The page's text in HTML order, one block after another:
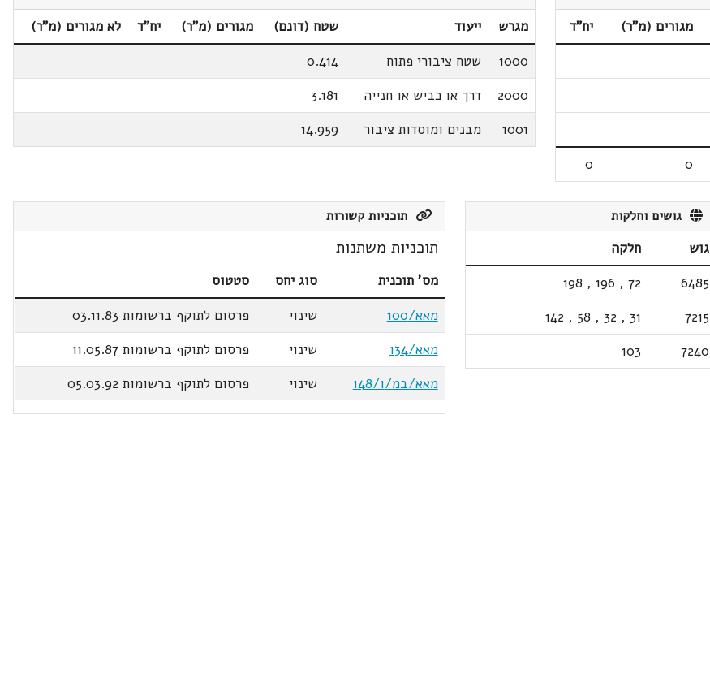
מגורים (מ"ר)
יח"ד
0
0
מגרש ייעוד שטח (דונם) מגורים (מ"ר) יח"ד
לא מגורים (מ"ר)
1000
שטח ציבורי פתוח
0.414
2000
דרך או כביש או חנייה
3.181
1001
מבנים ומוסדות ציבור 14.959
גושים וחלקות
גוש
חלקה
6485
72
,
196
,
198
7215
31
,
32
,
58
,
142
7240
103
תוכניות קשורות
תוכניות משתנות
מס' תוכנית סוג יחס
סטטוס
מאא/100
שינוי
פרסום לתוקף ברשומות 03.11.83
מאא/134
שינוי
פרסום לתוקף ברשומות 11.05.87
מאא/במ/148/1
שינוי פרסום לתוקף ברשומות 05.03.92